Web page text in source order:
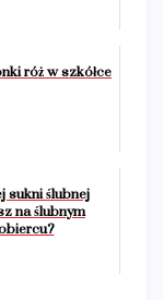
róż w szkółce
sukni ślubnej
na ślubnym